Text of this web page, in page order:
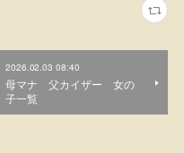
2026.02.03 08:40
母マナ 父カイザー 女の
子一覧